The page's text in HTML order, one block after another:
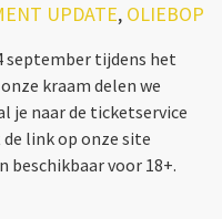
UPDATE, OLIEBOP
september tijdens het
kraam delen we
je naar de ticketservice
link op onze site
beschikbaar voor 18+.